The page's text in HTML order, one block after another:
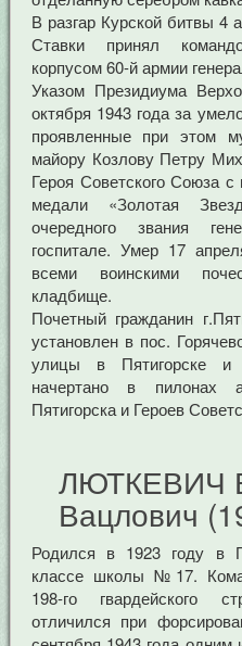
В разгар Курской битвы 4
Ставки принял
корпусом 60-й армии
Указом Президиума
октября 1943 года за
проявленные при этом
майору Козлову Петру
Героя Советского Союза
медали «Золотая
очередного звания
госпитале. Умер 17
всеми воинскими
кладбище.
Почетный гражданин
установлен в пос.
улицы в Пятигорске и
начертано в пилонах
Пятигорска и Героев
ЛЮТКЕВИЧ
Вацлович
Родился в 1923 году в
классе школы №17.
198-го гвардейского
отличился при